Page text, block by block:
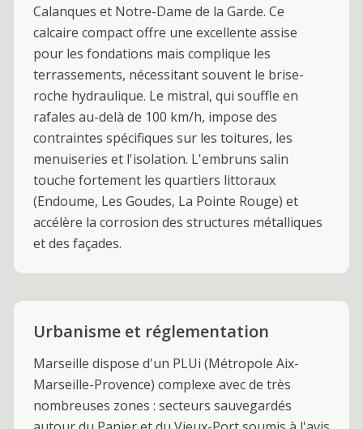
Calanques et Notre-Dame de la Garde. Ce
calcaire compact offre une excellente assise
pour les fondations mais complique les
terrassements, nécessitant souvent le brise-
roche hydraulique. Le mistral, qui souffle en
rafales au-delà de 100 km/h, impose des
contraintes spécifiques sur les toitures, les
menuiseries et l'isolation. L'embruns salin
touche fortement les quartiers littoraux
(Endoume, Les Goudes, La Pointe Rouge) et
accélère la corrosion des structures métalliques
et des façades.
Urbanisme et réglementation
Marseille dispose d'un PLUi (Métropole Aix-
Marseille-Provence) complexe avec de très
nombreuses zones : secteurs sauvegardés